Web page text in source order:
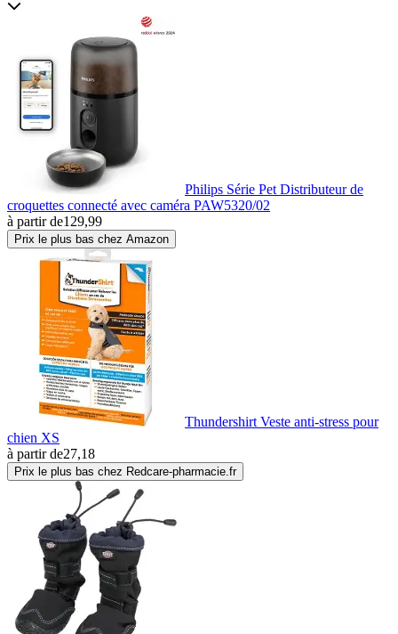
Philips Série Pet Distributeur de
croquettes connecté avec caméra PAW5320/02
à partir de129,99
Prix le plus bas chez Amazon
Thundershirt Veste anti-stress pour
chien XS
à partir de27,18
Prix le plus bas chez Redcare-pharmacie.fr